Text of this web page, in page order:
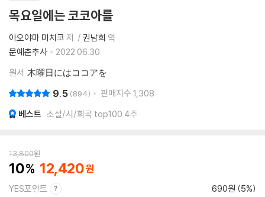
목요일에는 코코아를
아오야마 미치코 저 권남희 역
문예춘추사
2022.06.30.
원서 木曜日にはココアを
9.5 894 판매지수 1,308
베스트 소설/시/희곡 top100 4주
13,800원
10 12,420
YES포인트 690원 (5%)